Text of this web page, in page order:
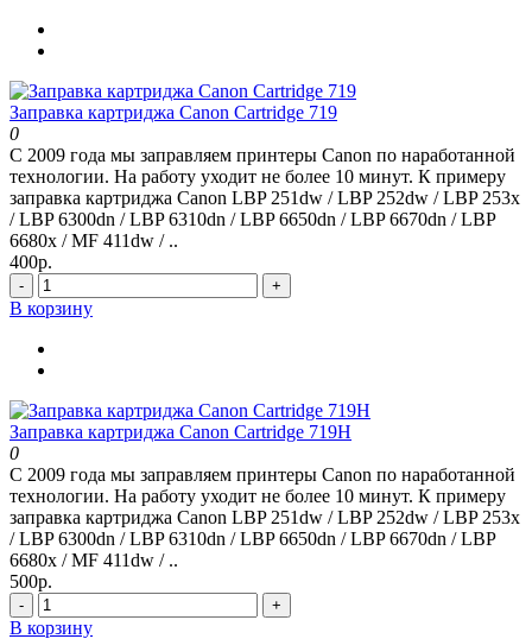
Заправка картриджа Canon Cartridge 719
0
С 2009 года мы заправляем принтеры Canon по наработанной
технологии. На работу уходит не более 10 минут. К примеру
заправка картриджа Canon LBP 251dw / LBP 252dw / LBP 253x
/ LBP 6300dn / LBP 6310dn / LBP 6650dn / LBP 6670dn / LBP
6680x / MF 411dw / ..
400р.
- +
В корзину
Заправка картриджа Canon Cartridge 719H
0
С 2009 года мы заправляем принтеры Canon по наработанной
технологии. На работу уходит не более 10 минут. К примеру
заправка картриджа Canon LBP 251dw / LBP 252dw / LBP 253x
/ LBP 6300dn / LBP 6310dn / LBP 6650dn / LBP 6670dn / LBP
6680x / MF 411dw / ..
500р.
- +
В корзину